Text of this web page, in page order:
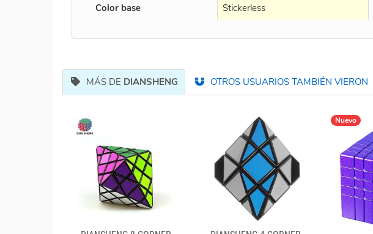
Color base
Stickerless
MÁS DE DIANSHENG OTROS USUARIOS TAMBIÉN VIERON
Nuevo